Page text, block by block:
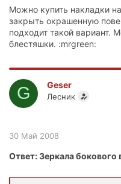
Можно купить накладки
закрыть окрашенную
подходит такой вариант.
блестяшки. :mrgreen:
G Geser
Лесник
30 Май 2008
Ответ: Зеркала бокового